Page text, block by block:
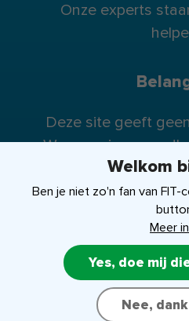
Onze experts
Deze site geeft
Wanneer je
raden wij je te allen
te nemen met je
FIT-shop
Welkom
Ben je niet zo'n fan van FIT-
Meer
Yes, doe mij
Nee,